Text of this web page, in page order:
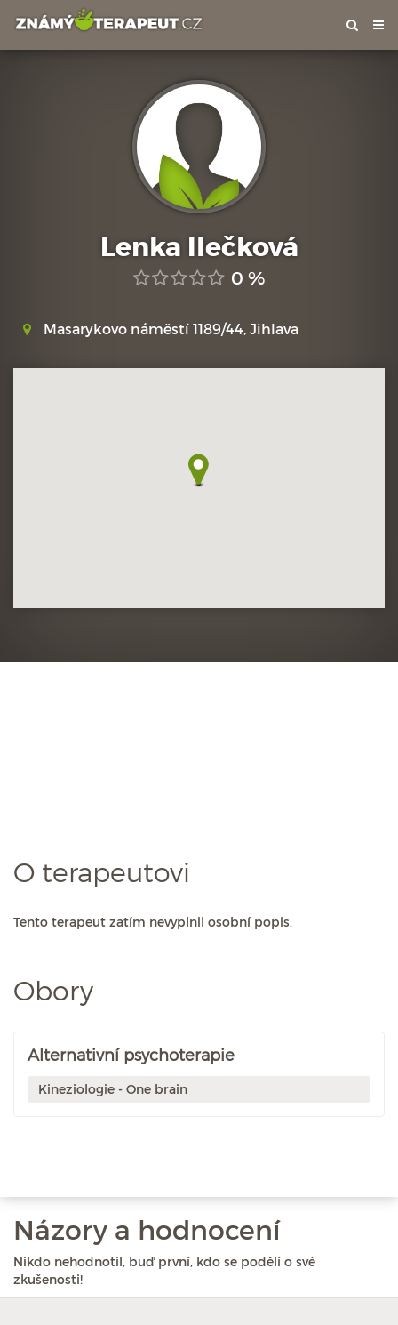
Lenka Ilečková
0 %
Masarykovo náměstí 1189/44, Jihlava
O terapeutovi
Tento terapeut zatím nevyplnil osobní popis.
Obory
Alternativní psychoterapie
Kineziologie - One brain
Názory a hodnocení
Nikdo nehodnotil, buď první, kdo se podělí o své
zkušenosti!